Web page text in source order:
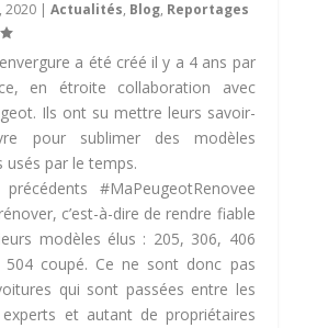
2020 |Actualités, Blog, Reportages
a été créé il y a 4 ans par
en étroite collaboration avec
Ils ont su mettre leurs savoir-
pour sublimer des modèles
usés par le temps.
#MaPeugeotRenovee
c’est-à-dire de rendre fiable
modèles élus : 205, 306, 406
coupé. Ce ne sont donc pas
qui sont passées entre les
et autant de propriétaires